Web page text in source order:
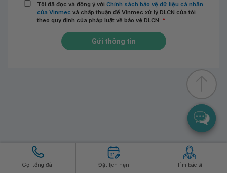
Tôi đã đọc và đồng ý với Chính sách bảo vệ dữ liệu cá nhân
của Vinmec và chấp thuận để Vinmec xử lý DLCN của tôi
theo quy định của pháp luật về bảo vệ DLCN. *
Gửi thông tin
Gọi tổng đài Đặt lịch hẹn Tìm bác sĩ